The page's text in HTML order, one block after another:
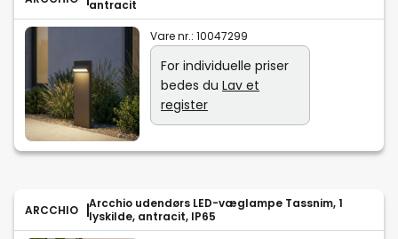
antracit
Vare nr.: 10047299
For individuelle priser
bedes du Lav et
register
ARCCHIO
Arcchio udendørs LED-væglampe Tassnim, 1
lyskilde, antracit, IP65